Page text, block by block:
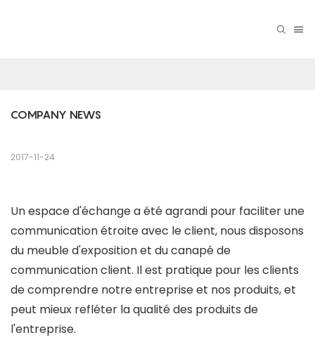
COMPANY NEWS
2017-11-24
Un espace d'échange a été agrandi pour faciliter une
communication étroite avec le client, nous disposons
du meuble d'exposition et du canapé de
communication client. Il est pratique pour les clients
de comprendre notre entreprise et nos produits, et
peut mieux refléter la qualité des produits de
l'entreprise.